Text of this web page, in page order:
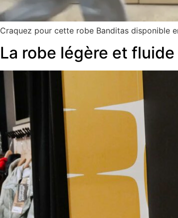
Craquez pour cette robe Banditas disponible
La robe légère et fluide